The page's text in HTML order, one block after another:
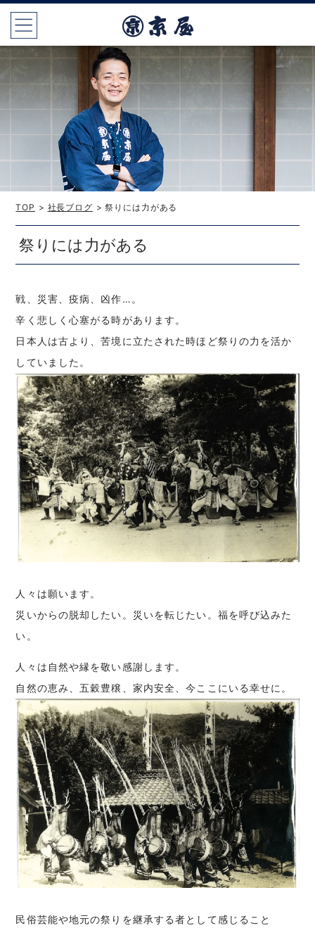
TOP > 社長ブログ > 祭りには力がある
祭りには力がある
戦、災害、疫病、凶作…。
辛く悲しく心塞がる時があります。
日本人は古より、苦境に立たされた時ほど祭りの力を活か
していました。
人々は願います。
災いからの脱却したい。災いを転じたい。福を呼び込みた
い。
人々は自然や縁を敬い感謝します。
自然の恵み、五穀豊穣、家内安全、今ここにいる幸せに。
民俗芸能や地元の祭りを継承する者として感じること